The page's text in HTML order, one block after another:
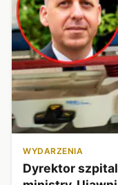
WYDARZENIA
Dyrektor